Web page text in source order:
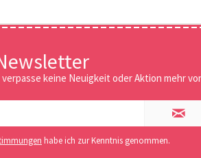
keine Neuigkeit oder Aktion mehr
habe ich zur Kenntnis genommen.